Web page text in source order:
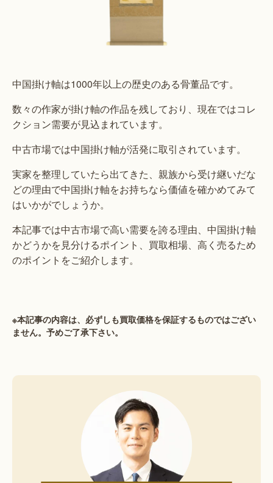
中国掛け軸は1000年以上の歴史のある骨董品です。
数々の作家が掛け軸の作品を残しており、現在ではコレ
クション需要が見込まれています。
中古市場では中国掛け軸が活発に取引されています。
実家を整理していたら出てきた、親族から受け継いだな
どの理由で中国掛け軸をお持ちなら価値を確かめてみて
はいかがでしょうか。
本記事では中古市場で高い需要を誇る理由、中国掛け軸
かどうかを見分けるポイント、買取相場、高く売るため
のポイントをご紹介します。
※本記事の内容は、必ずしも買取価格を保証するものではござい
ません。予めご了承下さい。